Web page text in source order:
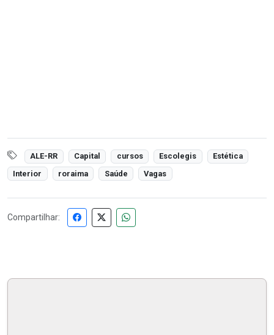
ALE-RR Capital cursos Escolegis
Estética
Interior
roraima Saúde Vagas
Compartilhar: